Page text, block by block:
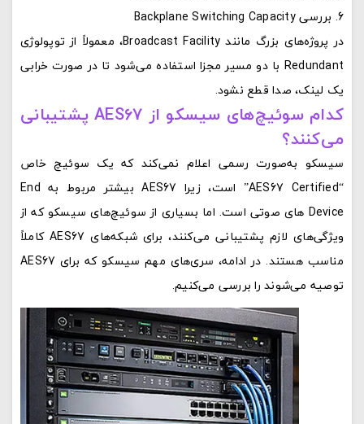
بررسی Backplane Switching Capacity
در پروژه‌های بزرگ مانند Broadcast Facility، معمولاً از توپولوژی
Redundant با دو مسیر مجزا استفاده می‌شود تا در صورت خرابی
یک لینک، صدا قطع نشود.
کدام سوئیچ‌های سیسکو از AES67 پشتیبانی
می‌کنند؟
سیسکو به‌صورت رسمی اعلام نمی‌کند که یک سوئیچ خاص
“AES67 Certified” است، زیرا AES67 بیشتر مربوط به End
Device های صوتی است. اما بسیاری از سوئیچ‌های سیسکو که از
ویژگی‌های لازم پشتیبانی می‌کنند، برای شبکه‌های AES67 کاملاً
مناسب هستند. در ادامه، سری‌های مهم سیسکو که برای AES67
توصیه می‌شوند را بررسی می‌کنیم.